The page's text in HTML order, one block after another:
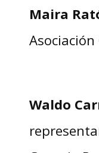
Maira
Waldo